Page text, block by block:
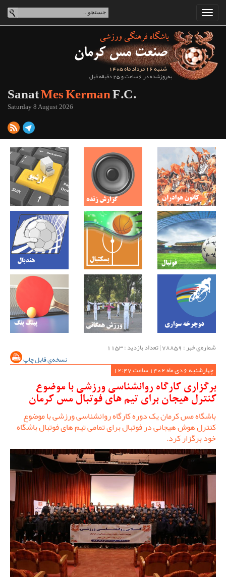
شنبه 16 مرداد ماه 1405
به‌روزشده در 6 ساعت و 25 دقیقه قبل
SanatMes KermanF.C.
Saturday 8 August 2026
شماره‌ی خبر : ‌78859 | تعداد بازدید : 1153
نسخه‌ی قابل چاپ
چهارشنبه 6 دی ماه 1402 ساعت 12:47
برگزاری کارگاه روانشناسی ورزشی با موضوع
کنترل هیجان برای تیم های فوتبال مس کرمان
باشگاه مس کرمان یک دوره کارگاه روانشناسی ورزشی با موضوع
کنترل هوش هیجانی در فوتبال برای تمامی تیم های فوتبال باشگاه
خود برگزار کرد.